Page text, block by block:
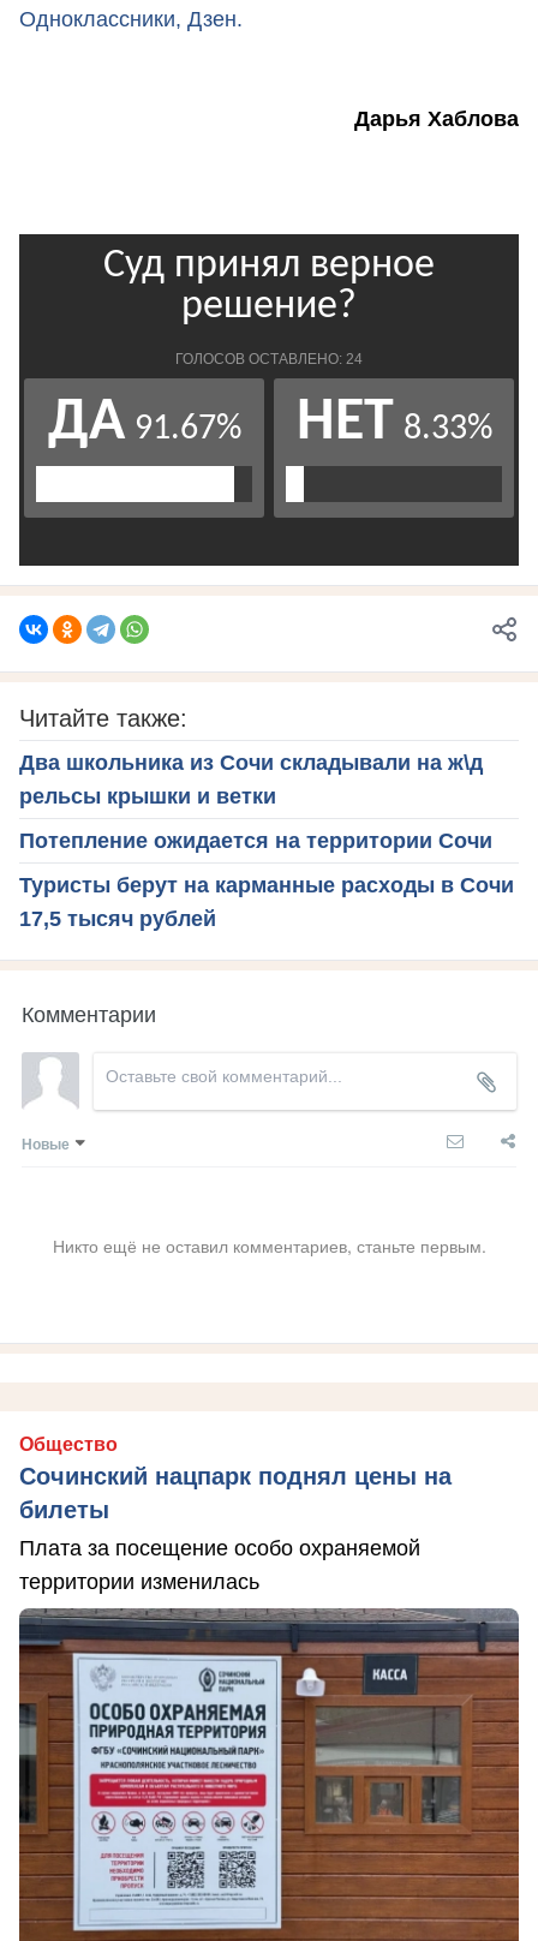
Одноклассники, Дзен.
Дарья Хаблова
Читайте также:
Два школьника из Сочи складывали на ж\д
рельсы крышки и ветки
Потепление ожидается на территории Сочи
Туристы берут на карманные расходы в Сочи
17,5 тысяч рублей
Комментарии
Новые
Никто ещё не оставил комментариев, станьте первым.
Общество
Сочинский нацпарк поднял цены на
билеты
Плата за посещение особо охраняемой
территории изменилась